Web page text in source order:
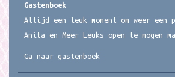
Gastenboek
Altijd een leuk moment om weer een
Anita en Meer Leuks open te mogen
Ga naar gastenboek